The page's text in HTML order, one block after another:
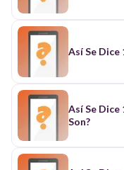
Así Se Dice
Así Se Dice
Son?